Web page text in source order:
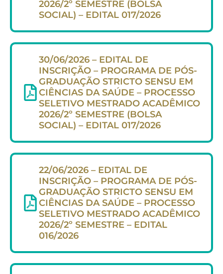
2026/2º SEMESTRE (BOLSA
SOCIAL) – EDITAL 017/2026
30/06/2026 – EDITAL DE
INSCRIÇÃO – PROGRAMA DE PÓS-
GRADUAÇÃO STRICTO SENSU EM
CIÊNCIAS DA SAÚDE – PROCESSO
SELETIVO MESTRADO ACADÊMICO
2026/2º SEMESTRE (BOLSA
SOCIAL) – EDITAL 017/2026
22/06/2026 – EDITAL DE
INSCRIÇÃO – PROGRAMA DE PÓS-
GRADUAÇÃO STRICTO SENSU EM
CIÊNCIAS DA SAÚDE – PROCESSO
SELETIVO MESTRADO ACADÊMICO
2026/2º SEMESTRE – EDITAL
016/2026